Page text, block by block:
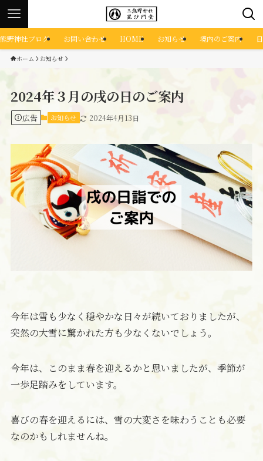
野神社ブログ お問い合わせ HOME お知らせ 境内のご案内
ホーム お知らせ
2024年３月の戌の日のご案内
広告 お知らせ 2024年4月13日
今年は雪も少なく穏やかな日々が続いておりましたが、
突然の大雪に驚かれた方も少なくないでしょう。
今年は、このまま春を迎えるかと思いましたが、季節が
一歩足踏みをしています。
喜びの春を迎えるには、雪の大変さを味わうことも必要
なのかもしれませんね。